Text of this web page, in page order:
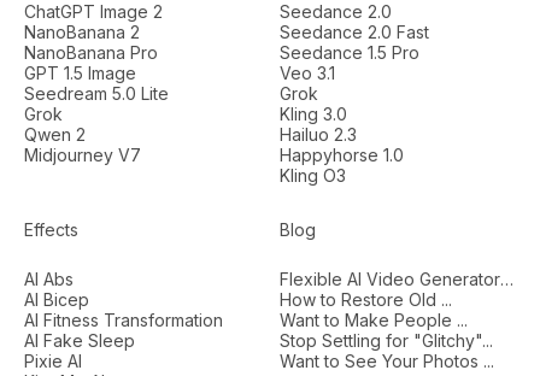
ChatGPT Image 2
NanoBanana 2
NanoBanana Pro
GPT 1.5 Image
Seedream 5.0 Lite
Grok
Qwen 2
Midjourney V7
Seedance 2.0
Seedance 2.0 Fast
Seedance 1.5 Pro
Veo 3.1
Grok
Kling 3.0
Hailuo 2.3
Happyhorse 1.0
Kling O3
Effects
AI Abs
AI Bicep
AI Fitness Transformation
AI Fake Sleep
Pixie AI
Blog
Flexible AI Video Generators...
How to Restore Old ...
Want to Make People ...
Stop Settling for "Glitchy"...
Want to See Your Photos ...